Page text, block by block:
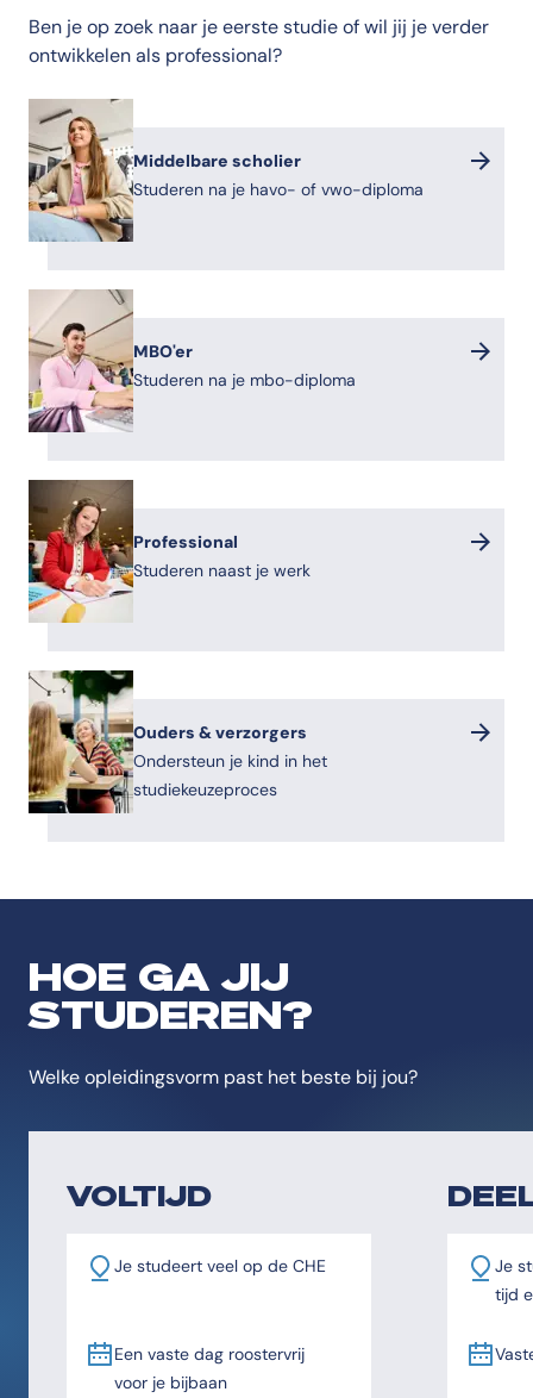
Ben je op zoek naar je eerste studie of wil jij je verder
ontwikkelen als professional?
Middelbare scholier
Studeren na je havo- of vwo-diploma
MBO'er
Studeren na je mbo-diploma
Professional
Studeren naast je werk
Ouders & verzorgers
Ondersteun je kind in het
studiekeuzeproces
HOE GA JIJ
STUDEREN?
Welke opleidingsvorm past het beste bij jou?
VOLTIJD
Je studeert veel op de CHE
Een vaste dag roostervrij
voor je bijbaan
Je
tijd